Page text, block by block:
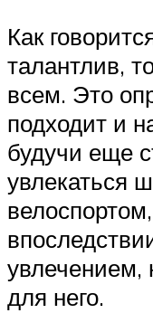
Как
талантлив,
всем. Это
подходит и
будучи еще
увлекаться
увлечением,
для него.